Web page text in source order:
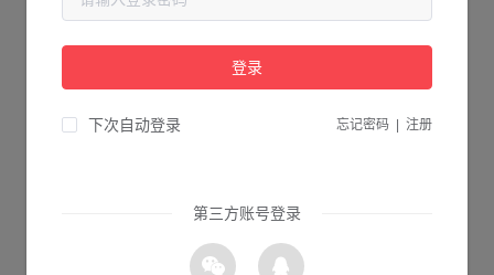
请检查您输入的网址是否正确，或点击下面的按钮返回首页。
登录
下次自动登录 忘记密码 注册
第三方账号登录